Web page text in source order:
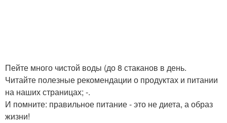
Пейте много чистой воды (до 8 стаканов в день.
Читайте полезные рекомендации о продуктах и питании
на наших страницах; -.
И помните: правильное питание - это не диета, а образ
жизни!